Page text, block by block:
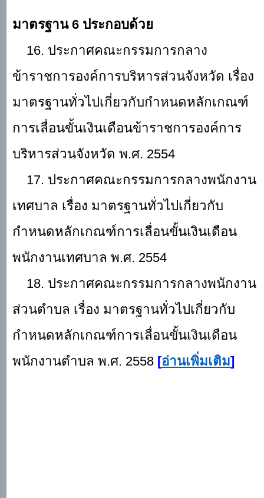
มาตรฐาน6 ประกอบด้วย
16. ประกาศคณะกรรมการกลาง
ข้าราชการองค์การบริหารส่วนจังหวัด เรื่อง
มาตรฐานทั่วไปเกี่ยวกับกำหนดหลักเกณฑ์
การเลื่อนขั้นเงินเดือนข้าราชการองค์การ
บริหารส่วนจังหวัด พ.ศ. 2554
17. ประกาศคณะกรรมการกลางพนักงาน
เทศบาล เรื่อง มาตรฐานทั่วไปเกี่ยวกับ
กำหนดหลักเกณฑ์การเลื่อนขั้นเงินเดือน
พนักงานเทศบาล พ.ศ. 2554
18. ประกาศคณะกรรมการกลางพนักงาน
ส่วนตำบล เรื่อง มาตรฐานทั่วไปเกี่ยวกับ
กำหนดหลักเกณฑ์การเลื่อนขั้นเงินเดือน
พนักงานตำบล พ.ศ. 2558 [อ่านเพิ่มเติม]